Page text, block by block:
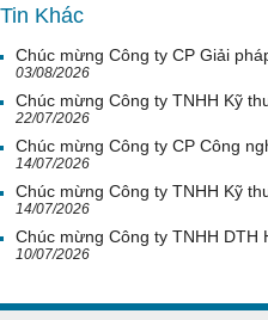
Tin Khác
Chúc mừng Công ty CP Giải
03/08/2026
Chúc mừng Công ty TNHH Kỹ
22/07/2026
Chúc mừng Công ty CP Công
14/07/2026
Chúc mừng Công ty TNHH Kỹ
14/07/2026
Chúc mừng Công ty TNHH DTH
10/07/2026